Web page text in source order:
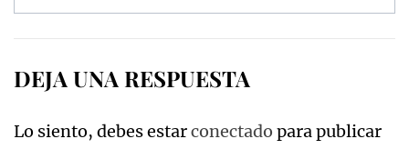
entradas
DEJA UNA RESPUESTA
Lo siento, debes estarconectado para publicar